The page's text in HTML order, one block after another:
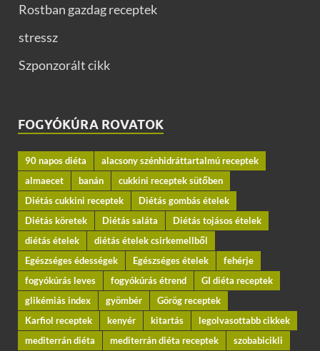
Rostban gazdag receptek
stressz
Szponzorált cikk
FOGYÓKÚRA ROVATOK
90 napos diéta
alacsony szénhidráttartalmú receptek
almaecet
banán
cukkini receptek sütőben
Diétás cukkini receptek
Diétás gombás ételek
Diétás köretek
Diétás saláta
Diétás tojásos ételek
diétás ételek
diétás ételek csirkemellből
Egészséges édességek
Egészséges ételek
fehérje
fogyókúrás leves
fogyókúrás étrend
GI diéta receptek
glikémiás index
gyömbér
Görög receptek
Karfiol receptek
kenyér kitartás
legolvasottabb cikkek
mediterrán diéta
mediterrán diéta receptek
szobabicikli